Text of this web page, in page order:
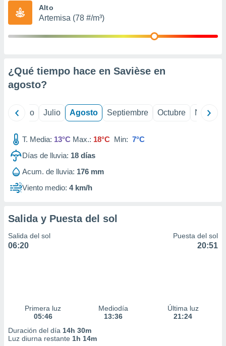
publicidad
1199
Alto
Artemisa (78 #/m³)
¿Qué tiempo hace en Savièse en
agosto?
Junio Julio Agosto Septiembre Octubre
T. Media: 13°C Max.: 18°C Min: 7°C
Días de lluvia: 18 días
Acum. de lluvia: 176 mm
Viento medio: 4 km/h
Salida y Puesta del sol
Salida del sol
06:20
Puesta del sol
20:51
Primera luz
05:46
Mediodía
13:36
Última luz
21:24
Duración del día 14h 30m
Luz diurna restante 1h 14m